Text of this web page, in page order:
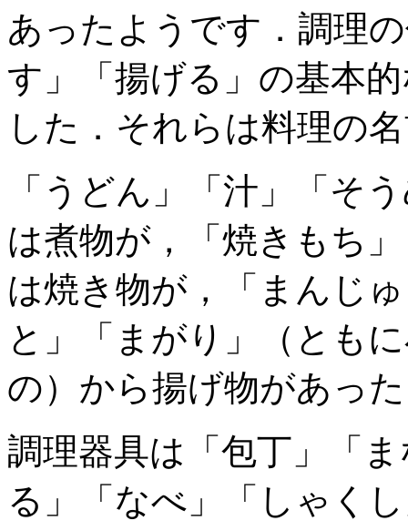
あったようです．調理
す」「揚げる」の基本
した．それらは料理の
「うどん」「汁」「そ
は煮物が，「焼きもち
は焼き物が，「まんじ
と」「まがり」（とも
の）から揚げ物があっ
調理器具は「包丁」「
る」「なべ」「しゃく